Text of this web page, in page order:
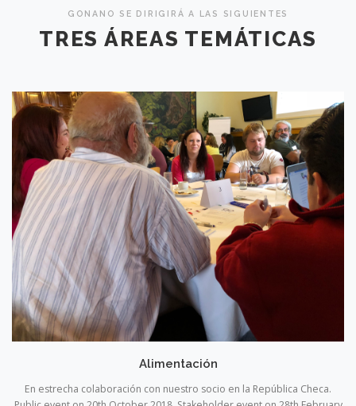
GONANO SE DIRIGIRÁ A LAS SIGUIENTES
TRES ÁREAS TEMÁTICAS
Alimentación
En estrecha colaboración con nuestro socio en la República Checa.